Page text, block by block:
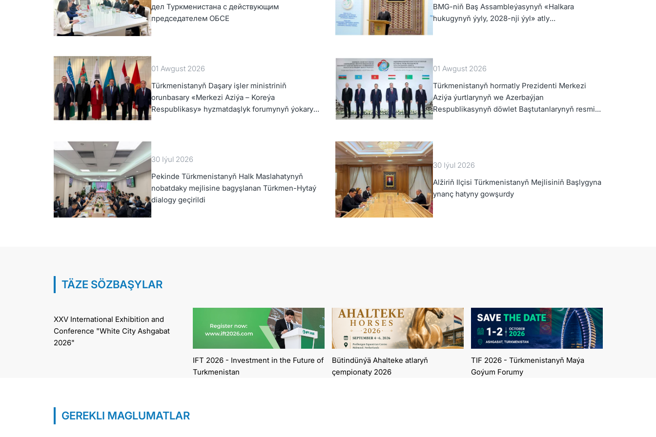
дел Туркменистана с действующим
председателем ОБСЕ
BMG-niň Baş Assambleýasynyň «Halkara
hukugynyň ýyly, 2028-nji ýyl» atly
01 Awgust 2026
Türkmenistanyň Daşary işler ministriniň
orunbasary «Merkezi Aziýa – Koreýa
Respublikasy» hyzmatdaşlyk forumynyň ýokary
derejeli wezipeli adamlarynyň mejlisine gatnaşdy
01 Awgust 2026
Türkmenistanyň hormatly Prezidenti Merkezi
Aziýa ýurtlarynyň we Azerbaýjan
Respublikasynyň döwlet Baştutanlarynyň resmi
30 Iýul 2026
Pekinde Türkmenistanyň Halk Maslahatynyň
nobatdaky mejlisine bagyşlanan Türkmen-Hytaý
dialogy geçirildi
30 Iýul 2026
Alžiriň Ilçisi Türkmenistanyň Mejlisiniň Başlygyna
ynanç hatyny gowşurdy
TÄZE SÖZBAŞYLAR
XXV International Exhibition and
Conference "White City Ashgabat
2026"
IFT 2026 - Investment in the Future of
Turkmenistan
Bütindünýä Ahalteke atlaryň
çempionaty 2026
TIF 2026 - Türkmenistanyň Maýa
Goýum Forumy
GEREKLI MAGLUMATLAR